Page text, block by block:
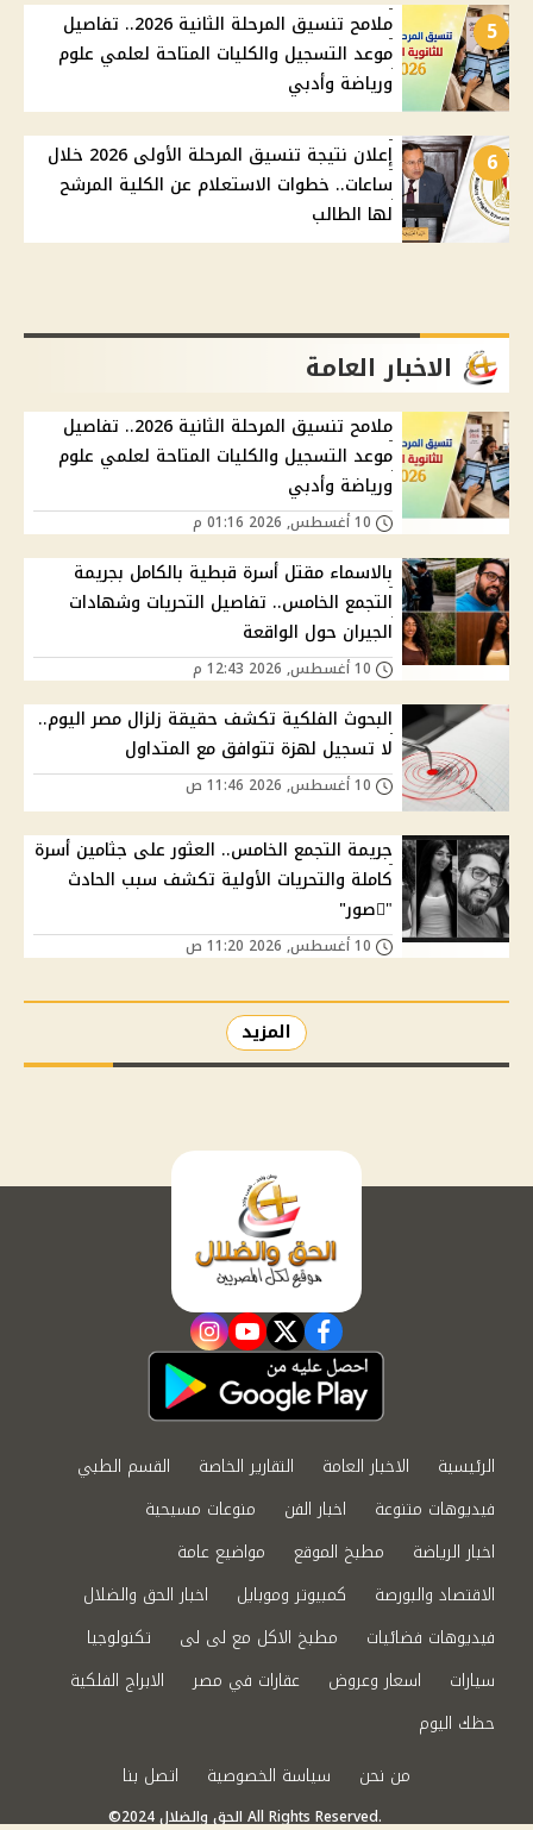
5
ملامح تنسيق المرحلة الثانية 2026.. تفاصيل
موعد التسجيل والكليات المتاحة لعلمي علوم
ورياضة وأدبي
6
إعلان نتيجة تنسيق المرحلة الأولى 2026 خلال
ساعات.. خطوات الاستعلام عن الكلية المرشح
لها الطالب
الاخبار العامة
ملامح تنسيق المرحلة الثانية 2026.. تفاصيل
موعد التسجيل والكليات المتاحة لعلمي علوم
ورياضة وأدبي
بالاسماء مقتل أسرة قبطية بالكامل بجريمة
التجمع الخامس.. تفاصيل التحريات وشهادات
الجيران حول الواقعة
البحوث الفلكية تكشف حقيقة زلزال مصر اليوم..
لا تسجيل لهزة تتوافق مع المتداول
جريمة التجمع الخامس.. العثور على جثامين أسرة
كاملة والتحريات الأولية تكشف سبب الحادث
"ًصور"
المزيد
facebook
twitter
youtube
instagram
الرئيسية الاخبار العامة التقارير الخاصة
القسم الطبي
فيديوهات متنوعة
اخبار الفن
منوعات مسيحية
اخبار الرياضة
مطبخ الموقع
مواضيع عامة
الاقتصاد والبورصة
كمبيوتر وموبايل
اخبار الحق والضلال
فيديوهات فضائيات
مطبخ الاكل مع لى لى
تكنولوجيا
سيارات
اسعار وعروض عقارات في مصر
الابراج الفلكية
حظك اليوم
من نحن
سياسة الخصوصية اتصل بنا
©2024 الحق والضلال All Rights Reserved.